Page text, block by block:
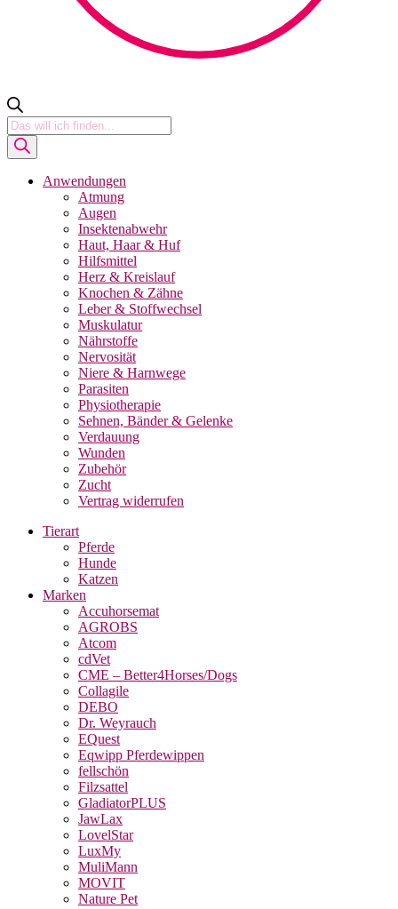
Products
search
Anwendungen
Atmung
Augen
Insektenabwehr
Haut, Haar & Huf
Hilfsmittel
Herz & Kreislauf
Knochen & Zähne
Leber & Stoffwechsel
Muskulatur
Nährstoffe
Nervosität
Niere & Harnwege
Parasiten
Physiotherapie
Sehnen, Bänder & Gelenke
Verdauung
Wunden
Zubehör
Zucht
Vertrag widerrufen
Tierart
Pferde
Hunde
Katzen
Marken
Accuhorsemat
AGROBS
Atcom
cdVet
CME – Better4Horses/Dogs
Collagile
DEBO
Dr. Weyrauch
EQuest
Eqwipp Pferdewippen
fellschön
Filzsattel
GladiatorPLUS
JawLax
LovelStar
LuxMy
MuliMann
MOVIT
Nature Pet